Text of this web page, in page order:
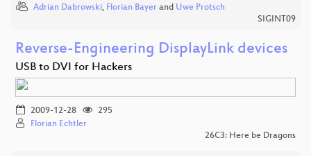
Adrian Dabrowski, Florian Bayer and Uwe Protsch
SIGINT09
Reverse-Engineering DisplayLink devices
USB to DVI for Hackers
2009-12-28
295
Florian Echtler
26C3: Here be Dragons